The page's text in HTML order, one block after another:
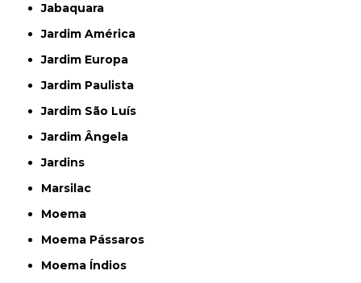
Jabaquara
Jardim América
Jardim Europa
Jardim Paulista
Jardim São Luís
Jardim Ângela
Jardins
Marsilac
Moema
Moema Pássaros
Moema Índios